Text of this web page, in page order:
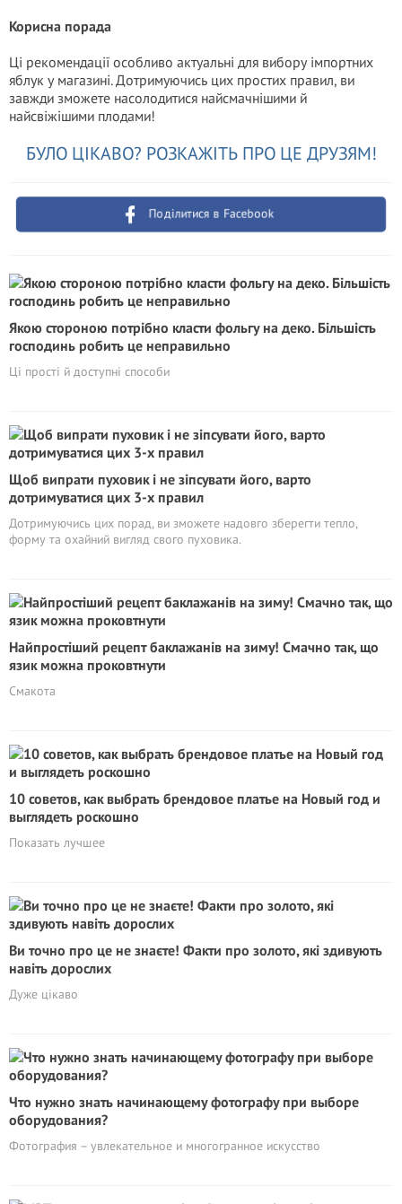
Корисна порада
Ці рекомендації особливо актуальні для вибору імпортних
яблук у магазині. Дотримуючись цих простих правил, ви
завжди зможете насолодитися найсмачнішими й
найсвіжішими плодами!
БУЛО ЦІКАВО? РОЗКАЖІТЬ ПРО ЦЕ ДРУЗЯМ!
Поділитися в Facebook
Якою стороною потрібно класти фольгу на деко. Більшість
господинь робить це неправильно
Ці прості й доступні способи
Щоб випрати пуховик і не зіпсувати його, варто
дотримуватися цих 3-х правил
Дотримуючись цих порад, ви зможете надовго зберегти тепло,
форму та охайний вигляд свого пуховика.
Найпростіший рецепт баклажанів на зиму! Смачно так, що
язик можна проковтнути
Смакота
10 советов, как выбрать брендовое платье на Новый год и
выглядеть роскошно
Показать лучшее
Ви точно про це не знаєте! Факти про золото, які здивують
навіть дорослих
Дуже цікаво
Что нужно знать начинающему фотографу при выборе
оборудования?
Фотография – увлекательное и многогранное искусство